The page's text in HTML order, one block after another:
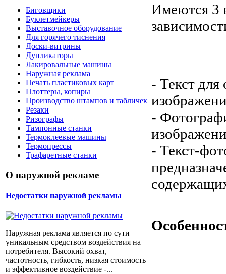
Биговщики
Буклетмейкеры
Выставочное оборудование
Для горячего тиснения
Доски-витрины
Дупликаторы
Лакировальные машины
Наружная реклама
Печать пластиковых карт
Плоттеры, копиры
Производство штампов и табличек
Резаки
Ризографы
Тампонные станки
Термоклеевые машины
Термопрессы
Трафаретные станки
О наружной рекламе
Недостатки наружной рекламы
Наружная реклама является по сути
уникальным средством воздействия на
потребителя. Высокий охват,
частотность, гибкость, низкая стоимость
и эффективное воздействие -...
Имеются 3
- Текст
-
- Текст-